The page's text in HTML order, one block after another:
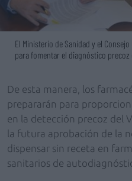
El Ministerio de Sanidad y el
para fomentar el diagnóstico precoz
De esta manera, los
prepararán para
en la detección precoz del
la futura aprobación de la
dispensar sin receta en
sanitarios de